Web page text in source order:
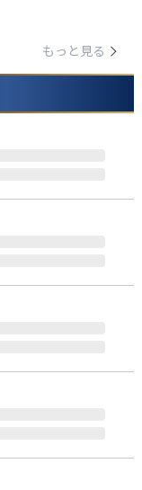
もっと見る